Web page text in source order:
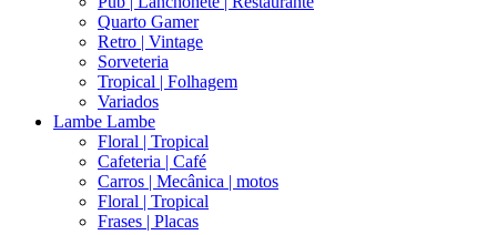
Quarto Gamer
Retro | Vintage
Sorveteria
Tropical | Folhagem
Variados
Lambe Lambe
Floral | Tropical
Cafeteria | Café
Carros | Mecânica | motos
Floral | Tropical
Frases | Placas